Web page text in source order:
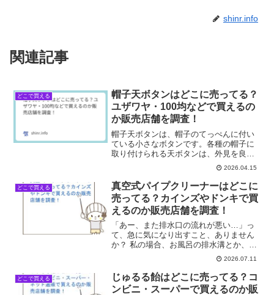
shinr.info
関連記事
どこで買える
帽子天ボタンはどこに売ってる？
ユザワヤ・100均などで買えるの
か販売店舗を調査！
帽子天ボタンは、帽子のてっぺんに付い
ている小さなボタンです。各種の帽子に
取り付けられる天ボタンは、外見を良く
見せるだけでなく、帽子をしっかりと頭
に固定する役割もあります。今回は、帽
子天ボタンがどこで手に入るのか、身近
な店舗を中心に最新の販売...
2026.04.15
どこで買える
真空式パイプクリーナーはどこに
売ってる？カインズやドンキで買
えるのか販売店舗を調査！
「あー、また排水口の流れが悪い…」っ
て、急に気になり出すこと、ありません
か？ 私の場合、お風呂の排水溝とか、キ
ッチンのシンクとか、ちょっとした詰ま
りって本当にストレスなんですよね。業
者を呼ぶほどじゃないけど、自分でどう
にかしたい！って思って...
2026.07.11
どこで買える
じゅるる飴はどこに売ってる？コ
ンビニ・スーパーで買えるのか販